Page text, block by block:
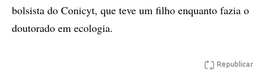
bolsista do Conicyt, que teve um filho enquanto fazia o
doutorado em ecologia.
Republicar